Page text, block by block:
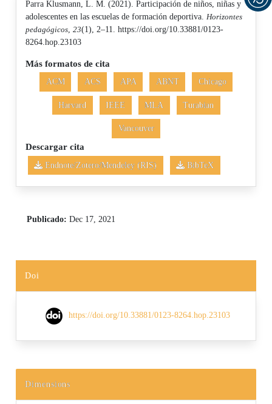
Parra Klusmann, L. M. (2021). Participación de niños, niñas y
adolescentes en las escuelas de formación deportiva. Horizontes
pedagógicos ,23(1), 2–11. https://doi.org/10.33881/0123-
8264.hop.23103
Más formatos de cita
ACM ACS APA ABNT Chicago
Harvard IEEE MLA Turabian
Vancouver
Descargar cita
Endnote/Zotero/Mendeley (RIS) BibTeX
Publicado: Dec 17, 2021
Doi
https://doi.org/10.33881/0123-8264.hop.23103
Dimensions